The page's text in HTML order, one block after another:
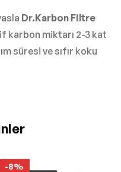
Dr.Karbon Filtre
karbon miktarı 2-3 kat
süresi ve sıfır koku
-8%